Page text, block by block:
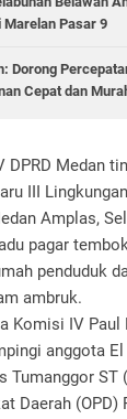
Marelan Pasar 9
Dorong
Cepat dan
DPRD Medan
III
Amplas,
pagar
penduduk
ambruk.
Komisi IV
anggota
Tumanggor ST
Daerah (OPD)